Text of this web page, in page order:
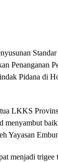
Penanganan
Pidana di
LKKS
menyambut
Yayasan
menjadi trigee